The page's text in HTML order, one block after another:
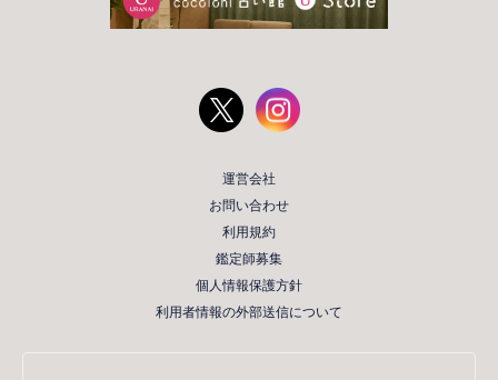
運営会社
お問い合わせ
利用規約
鑑定師募集
個人情報保護方針
利用者情報の外部送信について